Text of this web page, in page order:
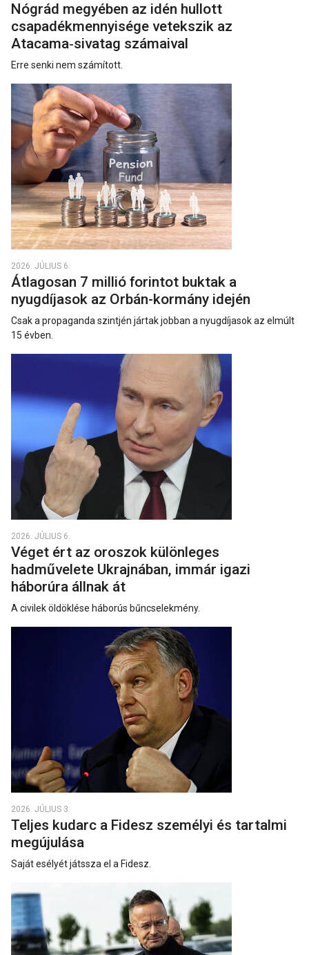
Nógrád megyében az idén hullott
csapadékmennyisége vetekszik az
Atacama‑sivatag számaival
Erre senki nem számított.
2026. JÚLIUS 6.
Átlagosan 7 millió forintot buktak a
nyugdíjasok az Orbán-kormány idején
Csak a propaganda szintjén jártak jobban a nyugdíjasok az elmúlt
15 évben.
2026. JÚLIUS 6.
Véget ért az oroszok különleges
hadművelete Ukrajnában, immár igazi
háborúra állnak át
A civilek öldöklése háborús bűncselekmény.
2026. JÚLIUS 3.
Teljes kudarc a Fidesz személyi és tartalmi
megújulása
Saját esélyét játssza el a Fidesz.